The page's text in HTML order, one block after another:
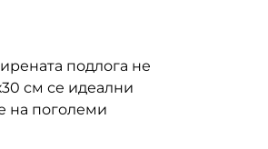
подлога не
см се идеални
на поголеми